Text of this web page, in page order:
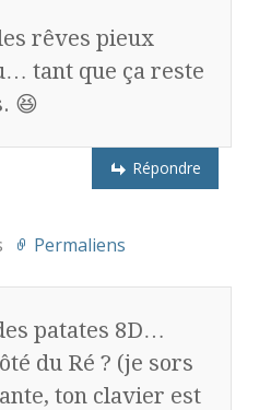
rêves pieux
tant que ça reste
😆
Répondre
Permaliens
patates 8D…
du Ré ? (je sors
ton clavier est